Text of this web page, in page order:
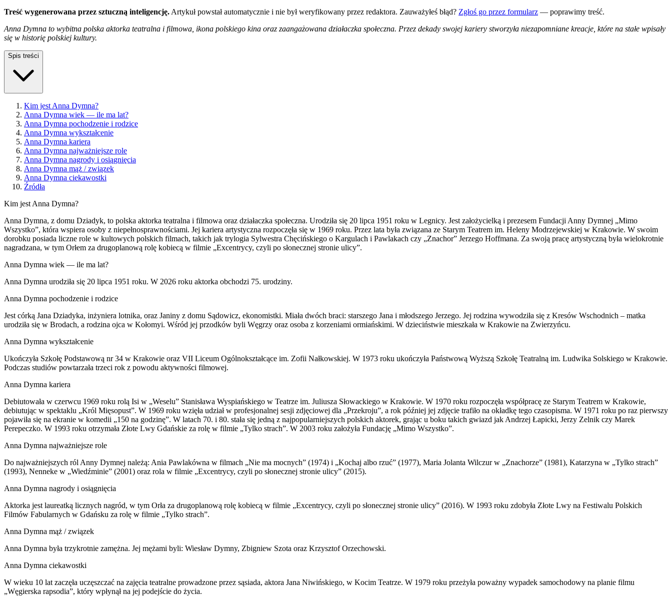
Treść wygenerowana przez sztuczną inteligencję. Artykuł powstał automatycznie i nie był weryfikowany przez redaktora. Zauważyłeś błąd? Zgłoś go przez formularz — poprawimy treść.
Anna Dymna to wybitna polska aktorka teatralna i filmowa, ikona polskiego kina oraz zaangażowana działaczka społeczna. Przez dekady swojej kariery stworzyła niezapomniane kreacje, które na stałe wpisały
się w historię polskiej kultury.
Spis treści
Kim jest Anna Dymna?
Anna Dymna wiek — ile ma lat?
Anna Dymna pochodzenie i rodzice
Anna Dymna wykształcenie
Anna Dymna kariera
Anna Dymna najważniejsze role
Anna Dymna nagrody i osiągnięcia
Anna Dymna mąż / związek
Anna Dymna ciekawostki
Źródła
Kim jest Anna Dymna?
Anna Dymna, z domu Dziadyk, to polska aktorka teatralna i filmowa oraz działaczka społeczna. Urodziła się 20 lipca 1951 roku w Legnicy. Jest założycielką i prezesem Fundacji Anny Dymnej „Mimo
Wszystko”, która wspiera osoby z niepełnosprawnościami. Jej kariera artystyczna rozpoczęła się w 1969 roku. Przez lata była związana ze Starym Teatrem im. Heleny Modrzejewskiej w Krakowie. W swoim
dorobku posiada liczne role w kultowych polskich filmach, takich jak trylogia Sylwestra Chęcińskiego o Kargulach i Pawlakach czy „Znachor” Jerzego Hoffmana. Za swoją pracę artystyczną była wielokrotnie
nagradzana, w tym Orłem za drugoplanową rolę kobiecą w filmie „Excentrycy, czyli po słonecznej stronie ulicy”.
Anna Dymna wiek — ile ma lat?
Anna Dymna urodziła się 20 lipca 1951 roku. W 2026 roku aktorka obchodzi 75. urodziny.
Anna Dymna pochodzenie i rodzice
Jest córką Jana Dziadyka, inżyniera lotnika, oraz Janiny z domu Sądowicz, ekonomistki. Miała dwóch braci: starszego Jana i młodszego Jerzego. Jej rodzina wywodziła się z Kresów Wschodnich – matka
urodziła się w Brodach, a rodzina ojca w Kołomyi. Wśród jej przodków byli Węgrzy oraz osoba z korzeniami ormiańskimi. W dzieciństwie mieszkała w Krakowie na Zwierzyńcu.
Anna Dymna wykształcenie
Ukończyła Szkołę Podstawową nr 34 w Krakowie oraz VII Liceum Ogólnokształcące im. Zofii Nałkowskiej. W 1973 roku ukończyła Państwową Wyższą Szkołę Teatralną im. Ludwika Solskiego w Krakowie.
Podczas studiów powtarzała trzeci rok z powodu aktywności filmowej.
Anna Dymna kariera
Debiutowała w czerwcu 1969 roku rolą Isi w „Weselu” Stanisława Wyspiańskiego w Teatrze im. Juliusza Słowackiego w Krakowie. W 1970 roku rozpoczęła współpracę ze Starym Teatrem w Krakowie,
debiutując w spektaklu „Król Mięsopust”. W 1969 roku wzięła udział w profesjonalnej sesji zdjęciowej dla „Przekroju”, a rok później jej zdjęcie trafiło na okładkę tego czasopisma. W 1971 roku po raz pierwszy
pojawiła się na ekranie w komedii „150 na godzinę”. W latach 70. i 80. stała się jedną z najpopularniejszych polskich aktorek, grając u boku takich gwiazd jak Andrzej Łapicki, Jerzy Zelnik czy Marek
Perepeczko. W 1993 roku otrzymała Złote Lwy Gdańskie za rolę w filmie „Tylko strach”. W 2003 roku założyła Fundację „Mimo Wszystko”.
Anna Dymna najważniejsze role
Do najważniejszych ról Anny Dymnej należą: Ania Pawlakówna w filmach „Nie ma mocnych” (1974) i „Kochaj albo rzuć” (1977), Maria Jolanta Wilczur w „Znachorze” (1981), Katarzyna w „Tylko strach”
(1993), Nenneke w „Wiedźminie” (2001) oraz rola w filmie „Excentrycy, czyli po słonecznej stronie ulicy” (2015).
Anna Dymna nagrody i osiągnięcia
Aktorka jest laureatką licznych nagród, w tym Orła za drugoplanową rolę kobiecą w filmie „Excentrycy, czyli po słonecznej stronie ulicy” (2016). W 1993 roku zdobyła Złote Lwy na Festiwalu Polskich
Filmów Fabularnych w Gdańsku za rolę w filmie „Tylko strach”.
Anna Dymna mąż / związek
Anna Dymna była trzykrotnie zamężna. Jej mężami byli: Wiesław Dymny, Zbigniew Szota oraz Krzysztof Orzechowski.
Anna Dymna ciekawostki
W wieku 10 lat zaczęła uczęszczać na zajęcia teatralne prowadzone przez sąsiada, aktora Jana Niwińskiego, w Kocim Teatrze. W 1979 roku przeżyła poważny wypadek samochodowy na planie filmu
„Węgierska rapsodia”, który wpłynął na jej podejście do życia.